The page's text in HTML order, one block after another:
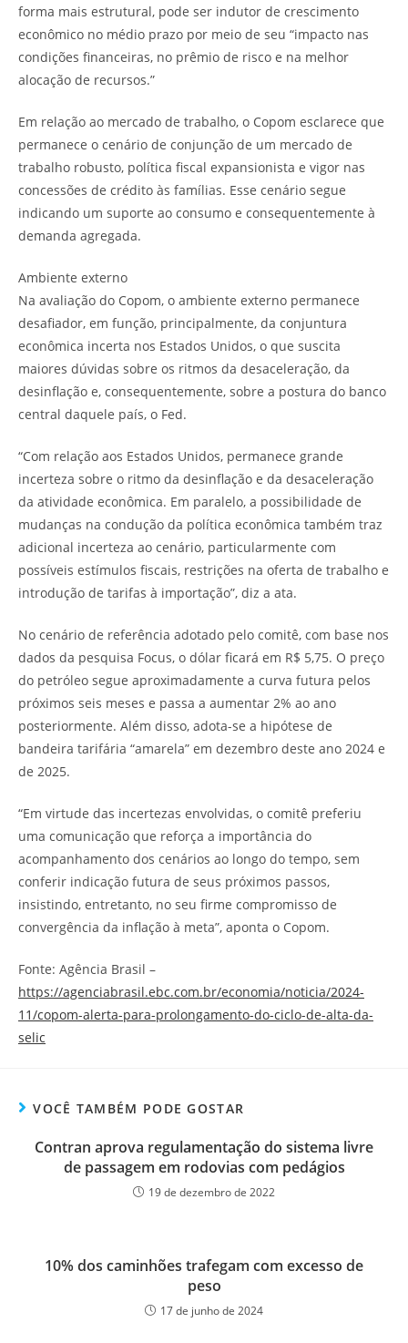
forma mais estrutural, pode ser indutor de crescimento
econômico no médio prazo por meio de seu “impacto nas
condições financeiras, no prêmio de risco e na melhor
alocação de recursos.”
Em relação ao mercado de trabalho, o Copom esclarece que
permanece o cenário de conjunção de um mercado de
trabalho robusto, política fiscal expansionista e vigor nas
concessões de crédito às famílias. Esse cenário segue
indicando um suporte ao consumo e consequentemente à
demanda agregada.
Ambiente externo
Na avaliação do Copom, o ambiente externo permanece
desafiador, em função, principalmente, da conjuntura
econômica incerta nos Estados Unidos, o que suscita
maiores dúvidas sobre os ritmos da desaceleração, da
desinflação e, consequentemente, sobre a postura do banco
central daquele país, o Fed.
“Com relação aos Estados Unidos, permanece grande
incerteza sobre o ritmo da desinflação e da desaceleração
da atividade econômica. Em paralelo, a possibilidade de
mudanças na condução da política econômica também traz
adicional incerteza ao cenário, particularmente com
possíveis estímulos fiscais, restrições na oferta de trabalho e
introdução de tarifas à importação”, diz a ata.
No cenário de referência adotado pelo comitê, com base nos
dados da pesquisa Focus, o dólar ficará em R$ 5,75. O preço
do petróleo segue aproximadamente a curva futura pelos
próximos seis meses e passa a aumentar 2% ao ano
posteriormente. Além disso, adota-se a hipótese de
bandeira tarifária “amarela” em dezembro deste ano 2024 e
de 2025.
“Em virtude das incertezas envolvidas, o comitê preferiu
uma comunicação que reforça a importância do
acompanhamento dos cenários ao longo do tempo, sem
conferir indicação futura de seus próximos passos,
insistindo, entretanto, no seu firme compromisso de
convergência da inflação à meta”, aponta o Copom.
Fonte: Agência Brasil –
https://agenciabrasil.ebc.com.br/economia/noticia/2024-
11/copom-alerta-para-prolongamento-do-ciclo-de-alta-da-
selic
VOCÊ TAMBÉM PODE GOSTAR
Contran aprova regulamentação do sistema livre
de passagem em rodovias com pedágios
19 de dezembro de 2022
10% dos caminhões trafegam com excesso de
peso
17 de junho de 2024